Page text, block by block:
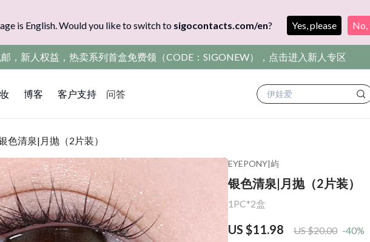
is English. Would you like to switch to sigocontacts.com/en? Yes, please No,
，新人权益，热卖系列首盒免费领（CODE：SIGONEW），点击进入新人专区
博客 客户支持 问答 满着色
色清泉|月抛（2片装）
EYEPONY|屿
银色清泉|月抛（2片装）
1PC*2盒
US $11.98 US $20.00 -40%